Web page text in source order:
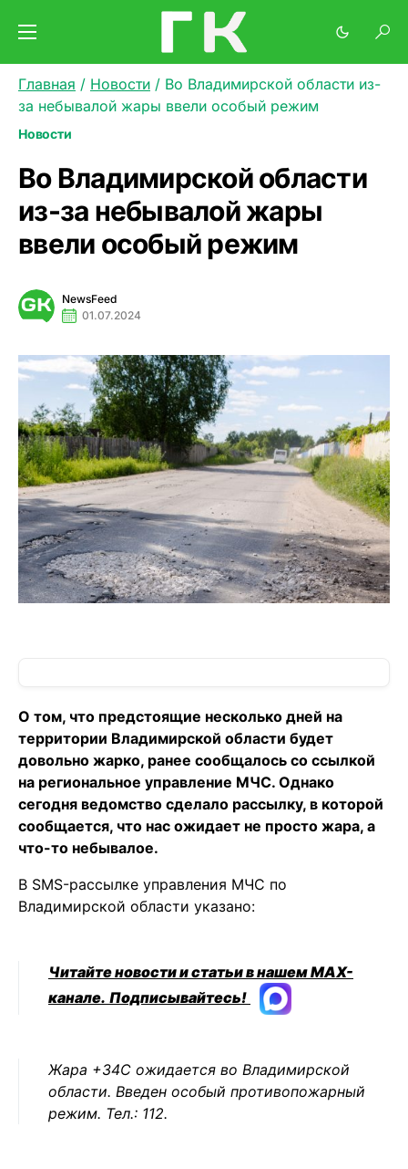
Главная / Новости / Во Владимирской области из-
за небывалой жары ввели особый режим
Новости
Во Владимирской области
из-за небывалой жары
ввели особый режим
NewsFeed
01.07.2024
О том, что предстоящие несколько дней на
территории Владимирской области будет
довольно жарко, ранее сообщалось со ссылкой
на региональное управление МЧС. Однако
сегодня ведомство сделало рассылку, в которой
сообщается, что нас ожидает не просто жара, а
что-то небывалое.
В SMS-рассылке управления МЧС по
Владимирской области указано:
Читайте новости и статьи в нашем MAX-
канале. Подписывайтесь!
Жара +34С ожидается во Владимирской
области. Введен особый противопожарный
режим. Тел.: 112.